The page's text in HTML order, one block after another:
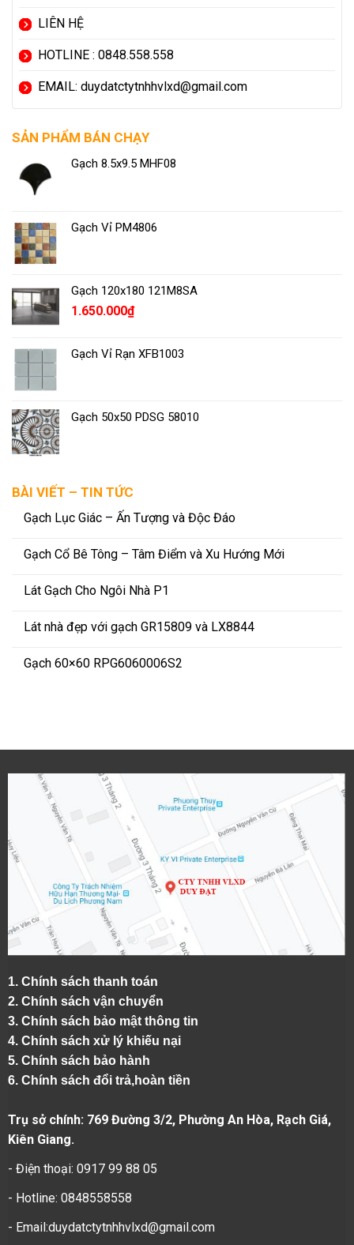
LIÊN HỆ
HOTLINE : 0848.558.558
EMAIL: duydatctytnhhvlxd@gmail.com
SẢN PHẨM BÁN CHẠY
Gạch 8.5x9.5 MHF08
Gạch Vỉ PM4806
Gạch 120x180 121M8SA
1.650.000₫
Gạch Vỉ Rạn XFB1003
Gạch 50x50 PDSG 58010
BÀI VIẾT – TIN TỨC
Gạch Lục Giác – Ấn Tượng và Độc Đáo
Gạch Cổ Bê Tông – Tâm Điểm và Xu Hướng Mới
Lát Gạch Cho Ngôi Nhà P1
Lát nhà đẹp với gạch GR15809 và LX8844
Gạch 60×60 RPG6060006S2
1. Chính sách thanh toán
2. Chính sách vận chuyển
3. Chính sách bảo mật thông tin
4. Chính sách xử lý khiếu nại
5. Chính sách bảo hành
6. Chính sách đổi trả,hoàn tiền
Trụ sở chính: 769 Đường 3/2, Phường An Hòa, Rạch Giá,
Kiên Giang.
- Điện thoại: 0917 99 88 05
- Hotline: 0848558558
- Email:duydatctytnhhvlxd@gmail.com